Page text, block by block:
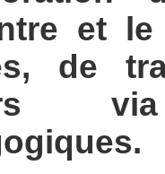
et
de